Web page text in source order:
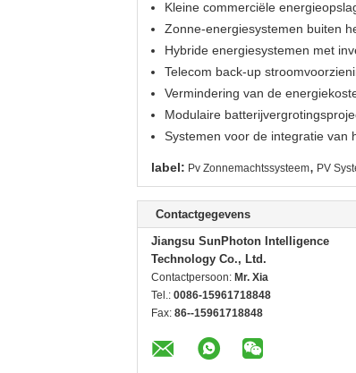
Kleine commerciële
Zonne-energiesystemen buiten
Hybride energiesystemen met
Telecom back-up
Vermindering van de
Modulaire
Systemen voor de integratie van
label: Pv Zonnemachtssysteem, PV
Contactgegevens
Jiangsu SunPhoton Intelligence
Technology Co., Ltd.
Contactpersoon: Mr. Xia
Tel.: 0086-15961718848
Fax: 86--15961718848